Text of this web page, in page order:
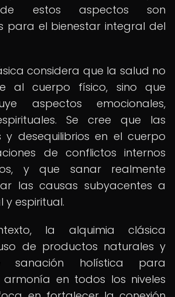
de estos aspectos son
para el bienestar integral del
considera que la salud no
al cuerpo físico, sino que
aspectos emocionales,
Se cree que las
y desequilibrios en el cuerpo
de conflictos internos
y que sanar realmente
las causas subyacentes a
y espiritual.
la alquimia clásica
de productos naturales y
sanación holística para
en todos los niveles